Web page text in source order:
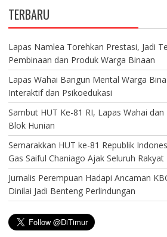
TERBARU
Lapas Namlea Torehkan Prestasi, Jadi
Pembinaan dan Produk Warga Binaan
Lapas Wahai Bangun Mental Warga
Interaktif dan Psikoedukasi
Sambut HUT Ke-81 RI, Lapas Wahai
Blok Hunian
Semarakkan HUT ke-81 Republik
Gas Saiful Chaniago Ajak Seluruh
Jurnalis Perempuan Hadapi Ancaman
Dinilai Jadi Benteng Perlindungan